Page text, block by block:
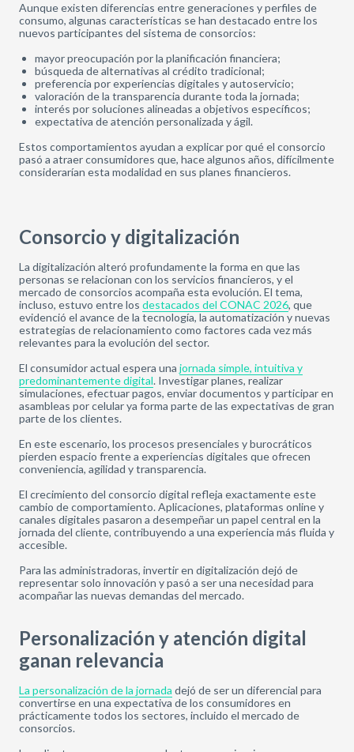
Aunque existen diferencias entre generaciones y perfiles de
consumo, algunas características se han destacado entre los
nuevos participantes del sistema de consorcios:
mayor preocupación por la planificación financiera;
búsqueda de alternativas al crédito tradicional;
preferencia por experiencias digitales y autoservicio;
valoración de la transparencia durante toda la jornada;
interés por soluciones alineadas a objetivos específicos;
expectativa de atención personalizada y ágil.
Estos comportamientos ayudan a explicar por qué el consorcio
pasó a atraer consumidores que, hace algunos años, difícilmente
considerarían esta modalidad en sus planes financieros.
Consorcio y digitalización
La digitalización alteró profundamente la forma en que las
personas se relacionan con los servicios financieros, y el
mercado de consorcios acompaña esta evolución. El tema,
incluso, estuvo entre los destacados del CONAC 2026, que
evidenció el avance de la tecnología, la automatización y nuevas
estrategias de relacionamiento como factores cada vez más
relevantes para la evolución del sector.
El consumidor actual espera una jornada simple, intuitiva y
predominantemente digital. Investigar planes, realizar
simulaciones, efectuar pagos, enviar documentos y participar en
asambleas por celular ya forma parte de las expectativas de gran
parte de los clientes.
En este escenario, los procesos presenciales y burocráticos
pierden espacio frente a experiencias digitales que ofrecen
conveniencia, agilidad y transparencia.
El crecimiento del consorcio digital refleja exactamente este
cambio de comportamiento. Aplicaciones, plataformas online y
canales digitales pasaron a desempeñar un papel central en la
jornada del cliente, contribuyendo a una experiencia más fluida y
accesible.
Para las administradoras, invertir en digitalización dejó de
representar solo innovación y pasó a ser una necesidad para
acompañar las nuevas demandas del mercado.
Personalización y atención digital
ganan relevancia
La personalización de la jornada dejó de ser un diferencial para
convertirse en una expectativa de los consumidores en
prácticamente todos los sectores, incluido el mercado de
consorcios.